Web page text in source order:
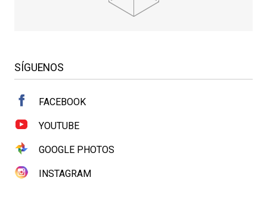
SÍGUENOS
FACEBOOK
YOUTUBE
GOOGLE PHOTOS
INSTAGRAM